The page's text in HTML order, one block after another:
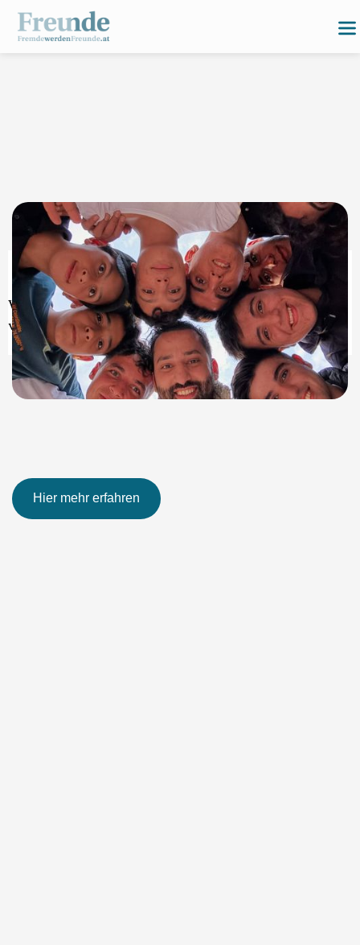
Wir fördern Begegnungen, soziale Teilhabe und Inklusion
von Menschen mit Flucht- und Migrationsbiographie.
Hier mehr erfahren